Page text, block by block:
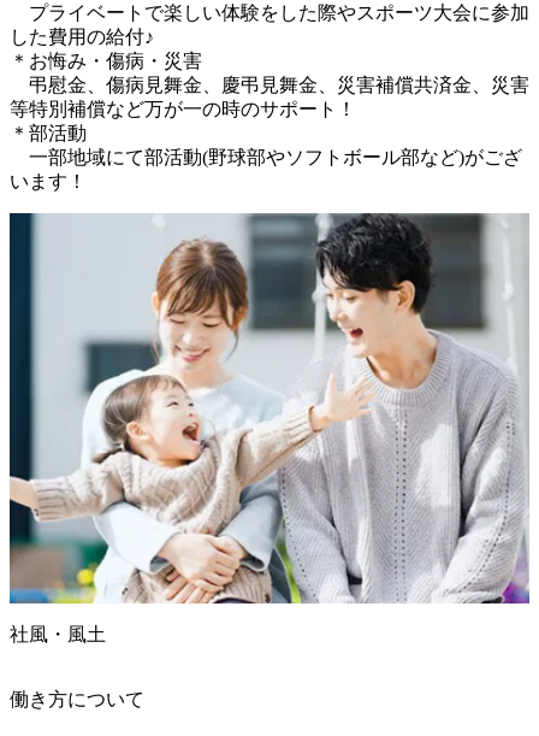
プライベートで楽しい体験をした際やスポーツ大会に参加
した費用の給付♪
＊お悔み・傷病・災害
弔慰金、傷病見舞金、慶弔見舞金、災害補償共済金、災害
等特別補償など万が一の時のサポート！
＊部活動
一部地域にて部活動(野球部やソフトボール部など)がござ
います！
社風・風土
働き方について